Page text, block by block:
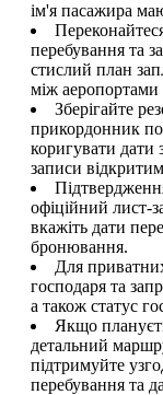
ім'я пасажира
перебування та
стислий план
між
Зберігайте
прикордонник
коригувати дати
записи
офіційний лист-
вкажіть дати
бронювання.
Для
господаря та
а також статус
Якщо
детальний
підтримуйте
перебування та